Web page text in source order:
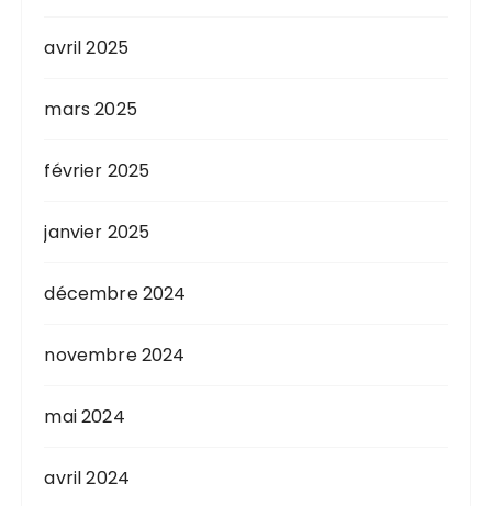
avril 2025
mars 2025
février 2025
janvier 2025
décembre 2024
novembre 2024
mai 2024
avril 2024